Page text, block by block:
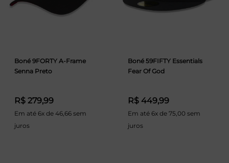
Boné 9FORTY A-Frame
Senna Preto
R$ 279,99
Em até 6x de 46,66 sem
juros
Boné 59FIFTY Essentials
Fear Of God
R$ 449,99
Em até 6x de 75,00 sem
juros